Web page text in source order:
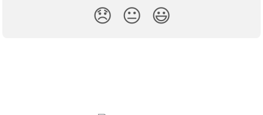
😞 😐 😃